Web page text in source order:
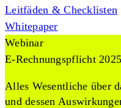
Leitfäden & Checklisten
Whitepaper
Webinar
E-Rechnungspflicht 2025
Alles Wesentliche über
und dessen